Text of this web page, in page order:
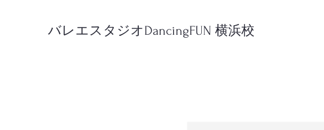
バレエスタジオDancingFUN 横浜校